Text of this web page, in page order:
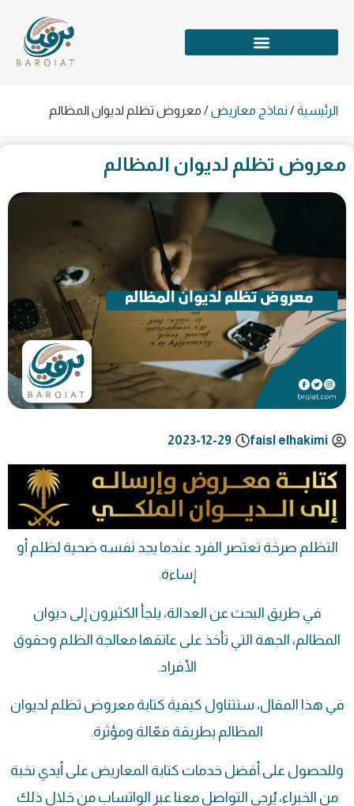
الرئيسية/نماذج معاريض/ معروض تظلم لديوان المظالم
معروض تظلم لديوان المظالم
faisl elhakimi
2023-12-29
التظلم صرخة تعتصر الفرد عندما يجد نفسه ضحية لظلم أو
إساءة.
في طريق البحث عن العدالة، يلجأ الكثيرون إلى ديوان
المظالم، الجهة التي تأخذ على عاتقها معالجة الظلم وحقوق
الأفراد.
في هذا المقال، سنتناول كيفية كتابة معروض تظلم لديوان
المظالم بطريقة فعّالة ومؤثرة.
وللحصول على أفضل خدمات كتابة المعاريض على أيدي نخبة
من الخبراء، يُرجى التواصل معنا عبر الواتساب من خلال ذلك